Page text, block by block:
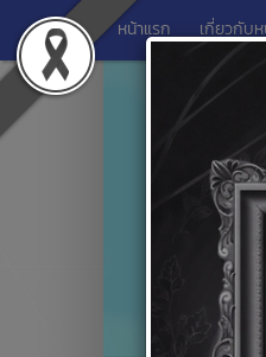
หน้าแรก เกี่ยวกับ